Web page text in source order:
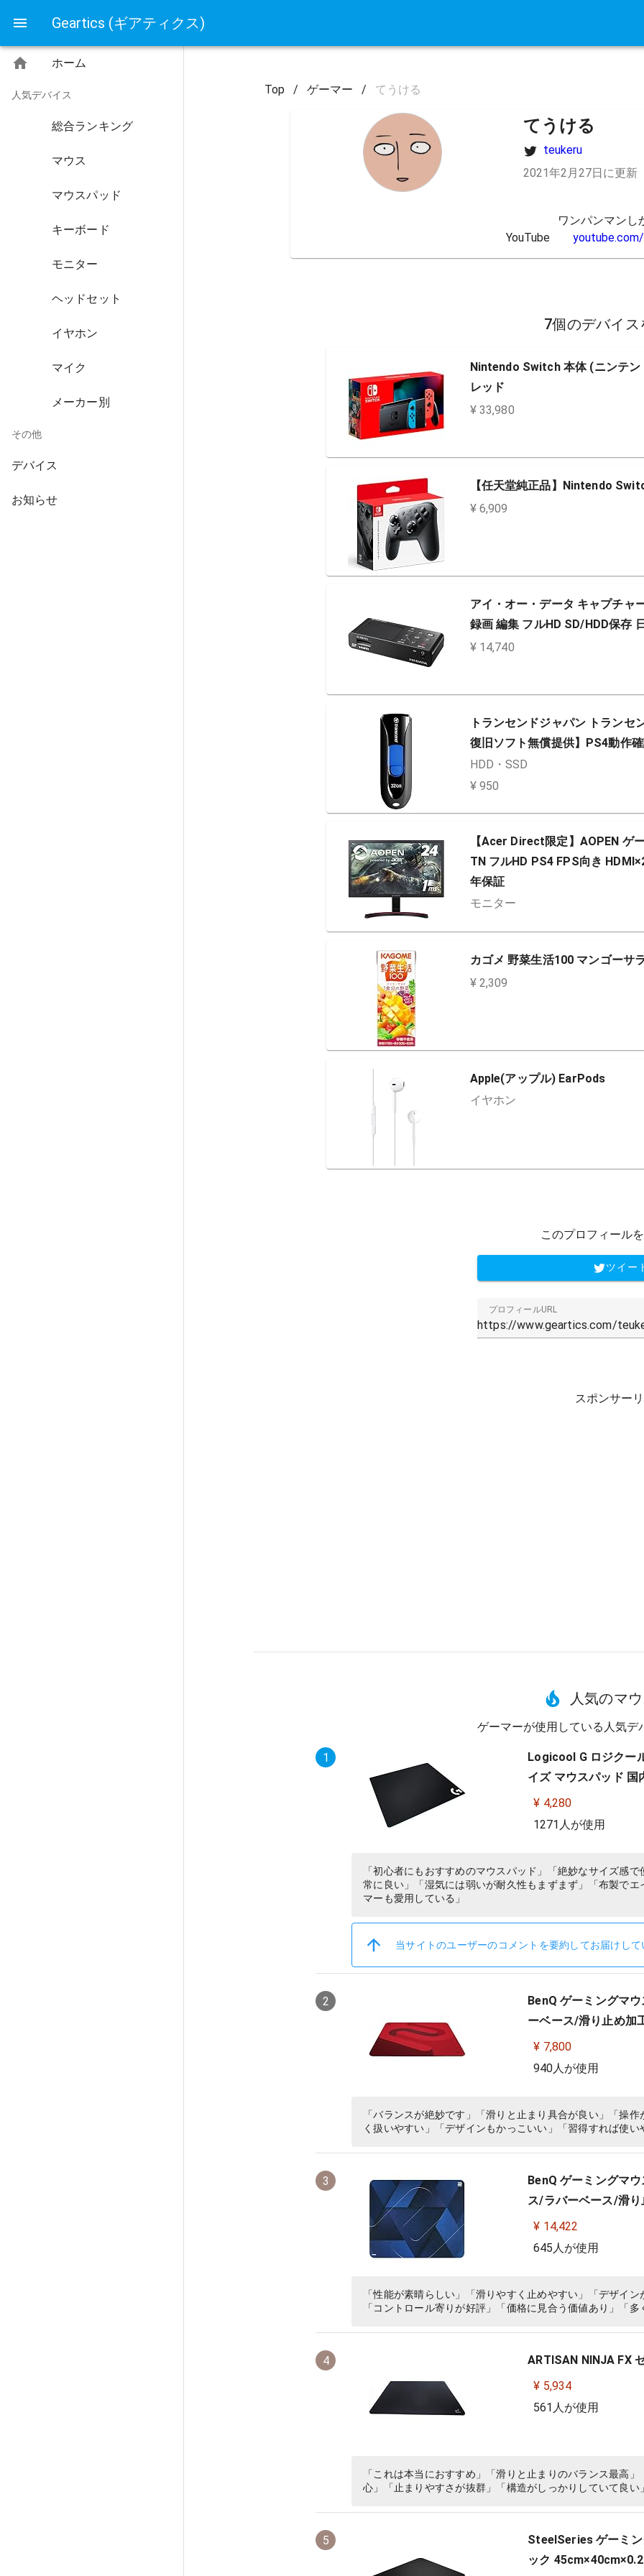
Geartics (ギアティクス)
ホーム
人気デバイス
総合ランキング
マウス
マウスパッド
キーボード
モニター
ヘッドセット
イヤホン
マイク
メーカー別
その他
デバイス
お知らせ
Top / ゲーマー / てうける
てうける
teukeru
2021年2月27日に更新
ワンパンマンし
YouTube
7個のデバイ
Nintendo Switch 本体 (ニンテ
レッド
¥ 33,980
【任天堂純正品】Nintendo
¥ 6,909
アイ・オー・データ キャプチャ
録画 編集 フルHD SD/HDD保存
¥ 14,740
トランセンドジャパン トランセ
復旧ソフト無償提供】PS4動作
HDD・SSD
¥ 950
【Acer Direct限定】AOPEN ゲ
TN フルHD PS4 FPS向き
年保証
モニター
カゴメ 野菜生活100 マンゴーサ
¥ 2,309
Apple(アップル) EarPods
イヤホン
このプロフィール
ツイー
プロフィールURL
スポンサー
人気のマ
ゲーマーが使用している人気デ
1
Logicool G ロジクー
イズ マウスパッド 国
¥ 4,280
1271人が使用
「初心者にもおすすめのマウスパッド」「絶妙なサイズ感
常に良い」「湿気には弱いが耐久性もまずまず」「布製で
マーも愛用している」
当サイトのユーザーのコメントを要約してお届けして
2
BenQ ゲーミングマ
ーベース/滑り止め加
¥ 7,800
940人が使用
「バランスが絶妙です」「滑りと止まり具合が良い」「操
く扱いやすい」「デザインもかっこいい」「習得すれば使
3
BenQ ゲーミングマ
ス/ラバーベース/滑
¥ 14,422
645人が使用
「性能が素晴らしい」「滑りやすく止めやすい」「デザイ
「コントロール寄りが好評」「価格に見合う価値あり」「
4
ARTISAN NINJA FX
¥ 5,934
561人が使用
「これは本当におすすめ」「滑りと止まりのバランス最高
心」「止まりやすさが抜群」「構造がしっかりしていて良
5
SteelSeries ゲーミン
ック